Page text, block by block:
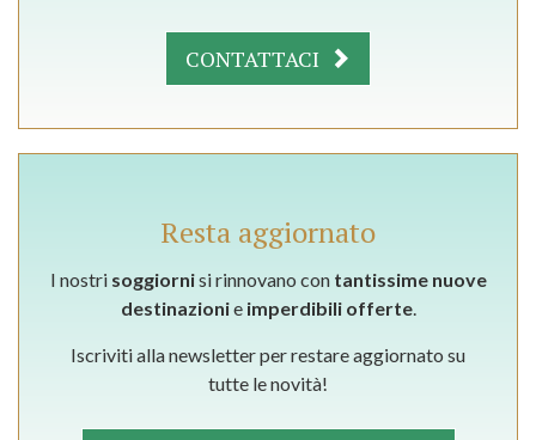
CONTATTACI
Resta aggiornato
I nostri soggiornisi rinnovano con tantissime nuove
destinazionie imperdibili offerte.
Iscriviti alla newsletter per restare aggiornato su
tutte le novità!